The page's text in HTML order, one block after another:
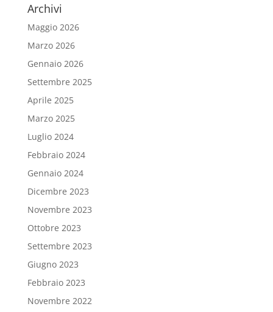
Archivi
Maggio 2026
Marzo 2026
Gennaio 2026
Settembre 2025
Aprile 2025
Marzo 2025
Luglio 2024
Febbraio 2024
Gennaio 2024
Dicembre 2023
Novembre 2023
Ottobre 2023
Settembre 2023
Giugno 2023
Febbraio 2023
Novembre 2022